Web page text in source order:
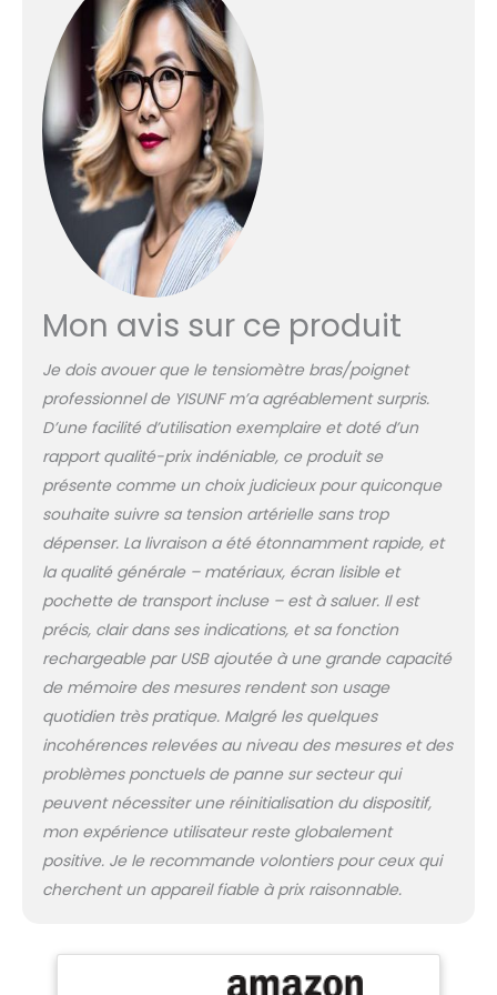
et de fréquence
cardiaque : parfait
pour les personnes
âgées et les familles. 3
MODES UTILISATEUR : La
mémoire de lecture du
tensiomètre peut
enregistrer les données
de 2 utilisateurs et 1
visiteur de manière
indépendante. Trois
(199 groupes par
utilisateur) pour une
visualisation facile des
données historiques et
un suivi de l'état de
santé. CÂBLE DE
RECHARGE TYPE-C :
Notre conception avec
prise Type-C élimine le
besoin d'accessoires
supplémentaires lors
des voyages. Adieu aux
opérations
compliquées des
modèles traditionnels à
piles. Contrairement
aux appareils
alimentés par piles, qui
nécessitent des
fréquents et même le
retrait des piles
lorsqu'ils ne sont pas
utilisés pour éviter les
fuites corrosives, la
recharge Type-C ne
une recharge
Mon avis sur ce produit
Je dois avouer que le tensiomètre bras/poignet
professionnel de YISUNF m’a agréablement surpris.
D’une facilité d’utilisation exemplaire et doté d’un
rapport qualité-prix indéniable, ce produit se
présente comme un choix judicieux pour quiconque
souhaite suivre sa tension artérielle sans trop
dépenser. La livraison a été étonnamment rapide, et
la qualité générale – matériaux, écran lisible et
pochette de transport incluse – est à saluer. Il est
précis, clair dans ses indications, et sa fonction
rechargeable par USB ajoutée à une grande capacité
de mémoire des mesures rendent son usage
quotidien très pratique. Malgré les quelques
incohérences relevées au niveau des mesures et des
problèmes ponctuels de panne sur secteur qui
peuvent nécessiter une réinitialisation du dispositif,
mon expérience utilisateur reste globalement
positive. Je le recommande volontiers pour ceux qui
cherchent un appareil fiable à prix raisonnable.